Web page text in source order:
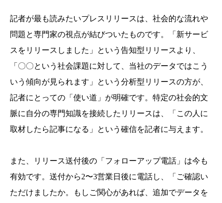
記者が最も読みたいプレスリリースは、社会的な流れや
問題と専門家の視点が結びついたものです。「新サービ
スをリリースしました」という告知型リリースより、
「〇〇という社会課題に対して、当社のデータではこう
いう傾向が見られます」という分析型リリースの方が、
記者にとっての「使い道」が明確です。特定の社会的文
脈に自分の専門知識を接続したリリースは、「この人に
取材したら記事になる」という確信を記者に与えます。
また、リリース送付後の「フォローアップ電話」は今も
有効です。送付から2〜3営業日後に電話し、「ご確認い
ただけましたか。もしご関心があれば、追加でデータを